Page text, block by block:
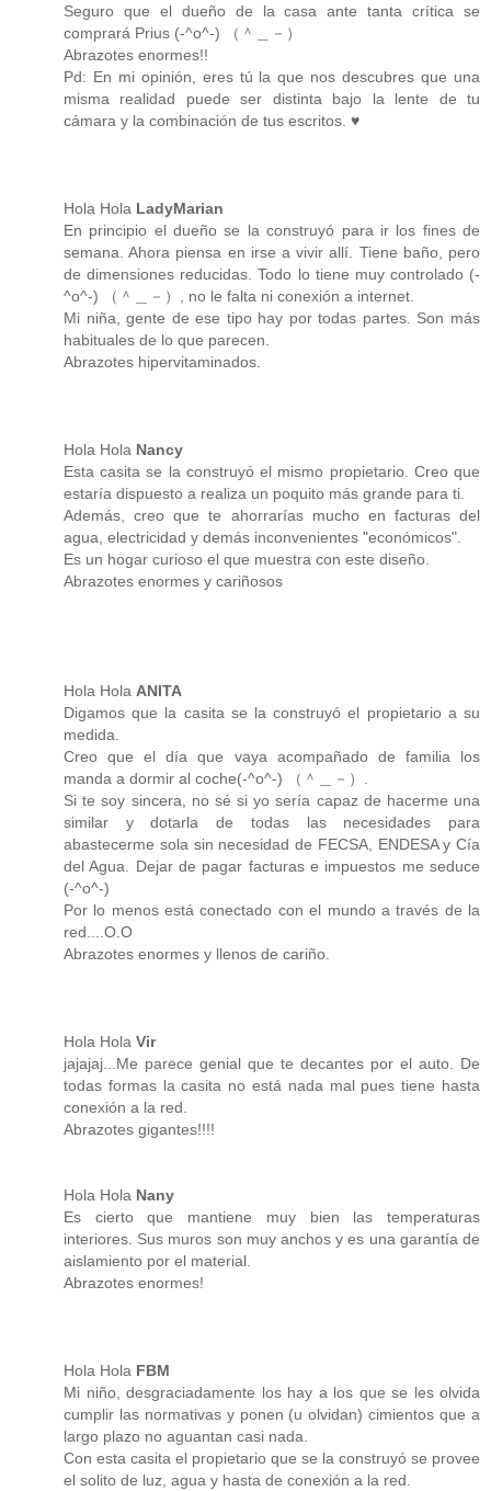
Seguro que el dueño de la casa ante tanta crítica se
comprará Prius (-^o^-) （＾＿－）
Abrazotes enormes!!
Pd: En mi opinión, eres tú la que nos descubres que una
misma realidad puede ser distinta bajo la lente de tu
cámara y la combinación de tus escritos. ♥
Hola Hola LadyMarian
En principio el dueño se la construyó para ir los fines de
semana. Ahora piensa en irse a vivir allí. Tiene baño, pero
de dimensiones reducidas. Todo lo tiene muy controlado (-
^o^-) （＾＿－）, no le falta ni conexión a internet.
Mi niña, gente de ese tipo hay por todas partes. Son más
habituales de lo que parecen.
Abrazotes hipervitaminados.
Hola Hola Nancy
Esta casita se la construyó el mismo propietario. Creo que
estaría dispuesto a realiza un poquito más grande para ti.
Además, creo que te ahorrarías mucho en facturas del
agua, electricidad y demás inconvenientes "económicos".
Es un hogar curioso el que muestra con este diseño.
Abrazotes enormes y cariñosos
Hola Hola ANITA
Digamos que la casita se la construyó el propietario a su
medida.
Creo que el día que vaya acompañado de familia los
manda a dormir al coche(-^o^-) （＾＿－）.
Si te soy sincera, no sé si yo sería capaz de hacerme una
similar y dotarla de todas las necesidades para
abastecerme sola sin necesidad de FECSA, ENDESA y Cía
del Agua. Dejar de pagar facturas e impuestos me seduce
(-^o^-)
Por lo menos está conectado con el mundo a través de la
red....O.O
Abrazotes enormes y llenos de cariño.
Hola Hola Vir
jajajaj...Me parece genial que te decantes por el auto. De
todas formas la casita no está nada mal pues tiene hasta
conexión a la red.
Abrazotes gigantes!!!!
Hola Hola Nany
Es cierto que mantiene muy bien las temperaturas
interiores. Sus muros son muy anchos y es una garantía de
aislamiento por el material.
Abrazotes enormes!
Hola Hola FBM
Mi niño, desgraciadamente los hay a los que se les olvida
cumplir las normativas y ponen (u olvidan) cimientos que a
largo plazo no aguantan casi nada.
Con esta casita el propietario que se la construyó se provee
el solito de luz, agua y hasta de conexión a la red.